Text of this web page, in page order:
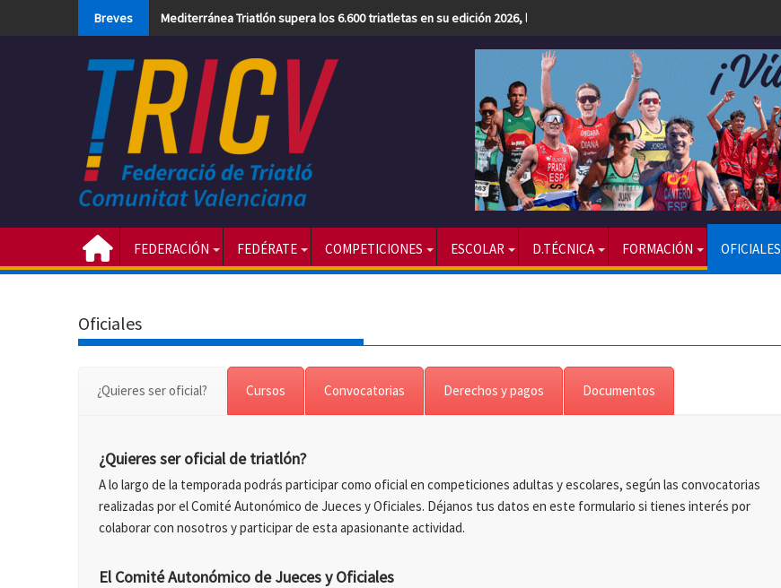
Breves Mediterránea Triatlón supera los 6.600 triatletas en su edición 2026, la más numerosa hasta la fecha
FEDERACIÓN FEDÉRATE COMPETICIONES ESCOLAR D.TÉCNICA FORMACIÓN OFICIALES
Oficiales
¿Quieres ser oficial? Cursos Convocatorias Derechos y pagos Documentos
¿Quieres ser oficial de triatlón?
A lo largo de la temporada podrás participar como oficial en competiciones adultas y escolares, según las convocatorias
realizadas por el Comité Autonómico de Jueces y Oficiales. Déjanos tus datos en este formulario si tienes interés por
colaborar con nosotros y participar de esta apasionante actividad.
El Comité Autonómico de Jueces y Oficiales